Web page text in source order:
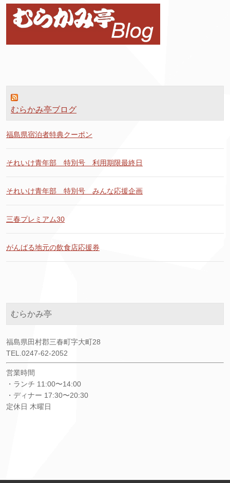
むらかみ亭ブログ
福島県宿泊者特典クーポン
それいけ青年部 特別号 利用期限最終日
それいけ青年部 特別号 みんな応援企画
三春プレミアム30
がんばる地元の飲食店応援券
むらかみ亭
福島県田村郡三春町字大町28
TEL.0247-62-2052
営業時間
・ランチ 11:00〜14:00
・ディナー 17:30〜20:30
定休日 木曜日